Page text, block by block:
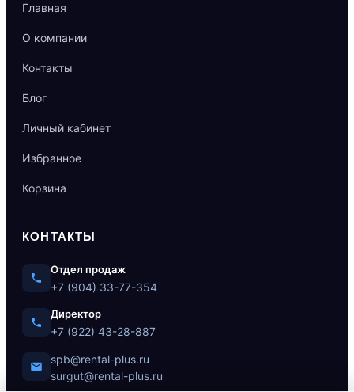
Главная
О компании
Контакты
Блог
Личный кабинет
Избранное
Корзина
КОНТАКТЫ
Отдел продаж
+7 (904) 33-77-354
Директор
+7 (922) 43-28-887
spb@rental-plus.ru
surgut@rental-plus.ru